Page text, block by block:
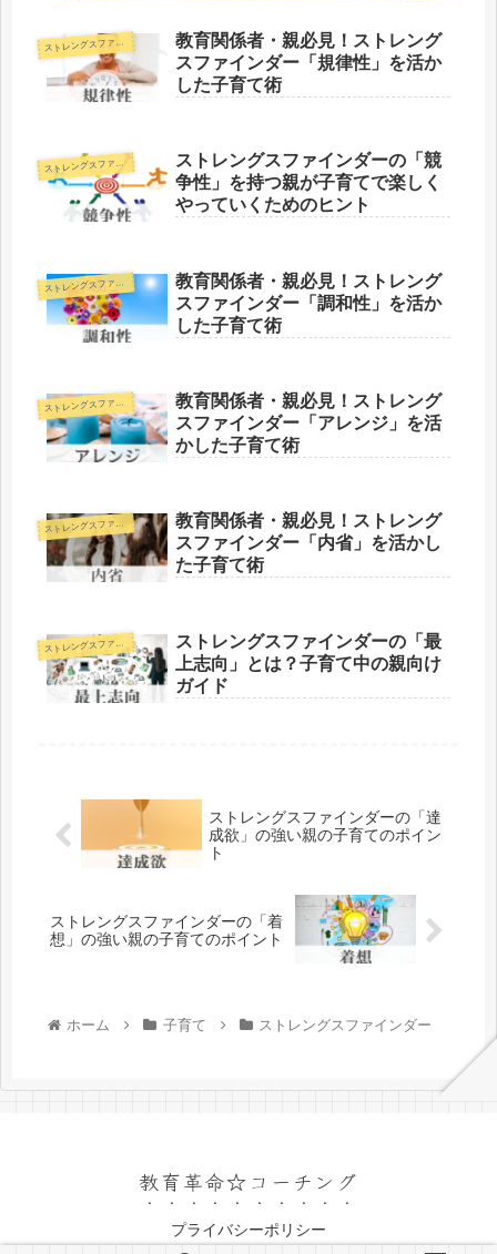
ス トレングスファインダー
教育関係者・親必見！ストレング
スファインダー「規律性」を活か
した子育て術
ス トレングスファインダー
ストレングスファインダーの「競
争性」を持つ親が子育てで楽しく
やっていくためのヒント
ス トレングスファインダー
教育関係者・親必見！ストレング
スファインダー「調和性」を活か
した子育て術
ス トレングスファインダー
教育関係者・親必見！ストレング
スファインダー「アレンジ」を活
かした子育て術
ス トレングスファインダー
教育関係者・親必見！ストレング
スファインダー「内省」を活かし
た子育て術
ス トレングスファインダー
ストレングスファインダーの「最
上志向」とは？子育て中の親向け
ガイド
ストレングスファインダーの「達
成欲」の強い親の子育てのポイン
ト
ストレングスファインダーの「着
想」の強い親の子育てのポイント
ホーム 子育て ストレングスファインダー
教育革命☆コーチング
プライバシーポリシー